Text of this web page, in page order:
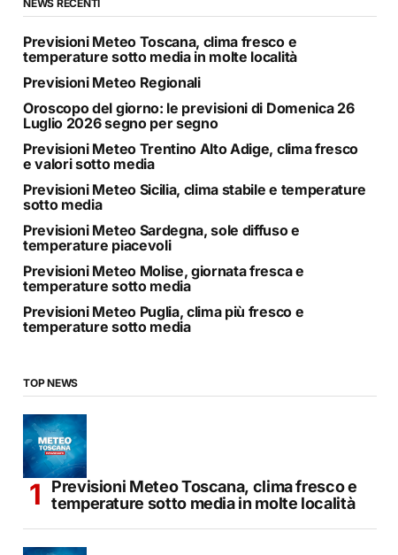
NEWS RECENTI
Previsioni Meteo Toscana, clima fresco e
temperature sotto media in molte località
Previsioni Meteo Regionali
Oroscopo del giorno: le previsioni di Domenica 26
Luglio 2026 segno per segno
Previsioni Meteo Trentino Alto Adige, clima fresco
e valori sotto media
Previsioni Meteo Sicilia, clima stabile e temperature
sotto media
Previsioni Meteo Sardegna, sole diffuso e
temperature piacevoli
Previsioni Meteo Molise, giornata fresca e
temperature sotto media
Previsioni Meteo Puglia, clima più fresco e
temperature sotto media
TOP NEWS
Previsioni Meteo Toscana, clima fresco e
temperature sotto media in molte località